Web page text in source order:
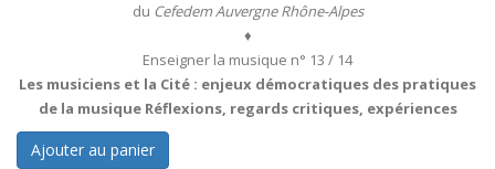
du Cefedem Auvergne Rhône-Alpes
♦
Enseigner la musique n° 13 / 14
Les musiciens et la Cité : enjeux démocratiques des pratiques
de la musique Réflexions, regards critiques, expériences